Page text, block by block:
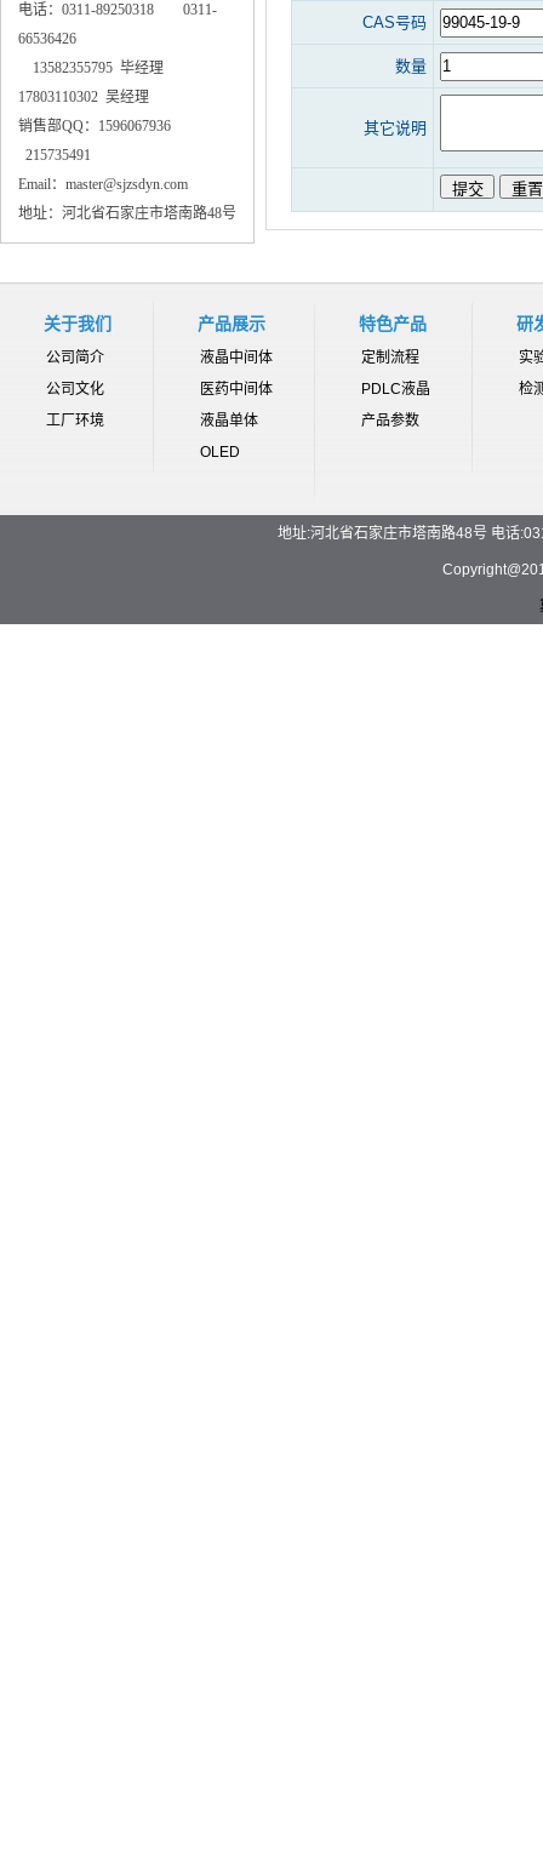
电话：0311-89250318 0311-
66536426
13582355795 毕经理
17803110302 吴经理
销售部QQ：1596067936
215735491
Email：master@sjzsdyn.com
地址：河北省石家庄市塔南路48号
CAS号码
数量
其它说明
关于我们
公司简介
公司文化
工厂环境
产品展示
液晶中间体
医药中间体
液晶单体
OLED
特色产品
定制流程
PDLC液晶
产品参数
研
实
检
地址:河北省石家庄市塔南路48号 电话